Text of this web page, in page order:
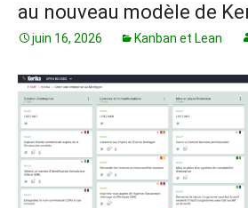
au nouveau modèle de
juin 16, 2026 Kanban et Lean